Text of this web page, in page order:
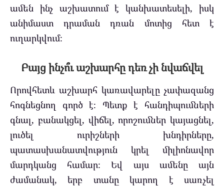
ամեն ինչ աշխատում է կանխատեսելի, իսկ
անիմաստ դրաման դռան մոտից հետ է
ուղարկվում։
Բայց ինչո՞ւ աշխարհը դեռ չի նվաճվել
Որովհետև աշխարհ կառավարելը չափազանց
հոգնեցնող գործ է։ Պետք է հանդիպումների
գնալ, բանակցել, վիճել, որոշումներ կայացնել,
լուծել ուրիշների խնդիրները,
պատասխանատվություն կրել միլիոնավոր
մարդկանց համար։ Եվ այս ամենը այն
ժամանակ, երբ տանը կարող է սառչել